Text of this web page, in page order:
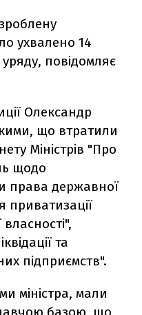
ухвалено 14
повідомляє
Олександр
що втратили
Міністрів "Про
щодо
права державної
приватизації
та
підприємств".
міністра, мали